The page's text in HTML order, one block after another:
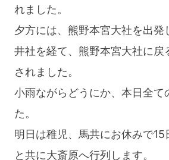
れました。
夕方には、熊野本宮大社を出発
井社を経て、熊野本宮大社に戻
されました。
小雨ながらどうにか、本日全て
た。
明日は稚児、馬共にお休みで15
と共に大斎原へ行列します。